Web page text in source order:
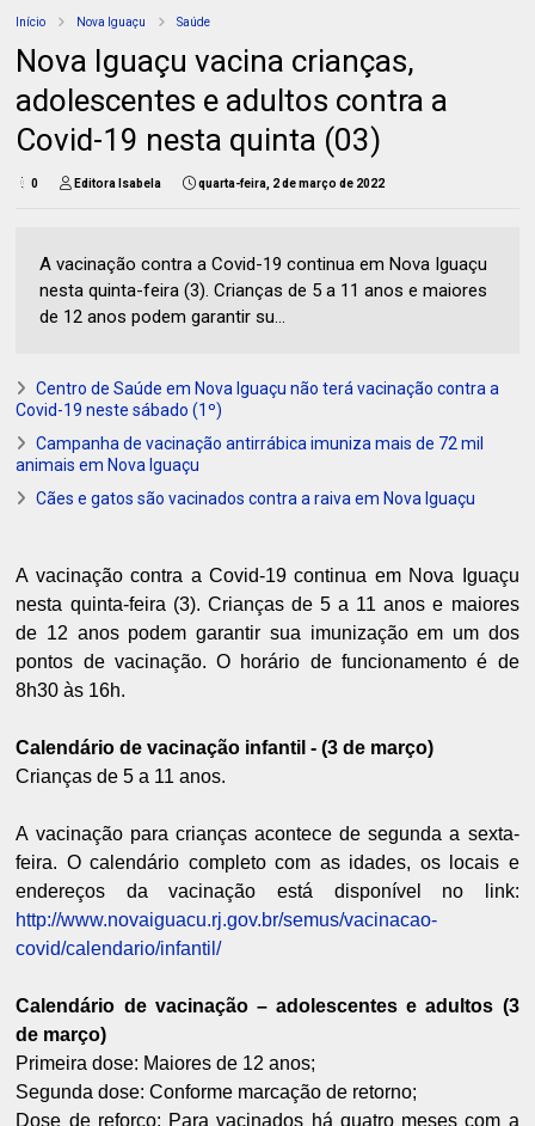
Início Nova Iguaçu Saúde
Nova Iguaçu vacina crianças,
adolescentes e adultos contra a
Covid-19 nesta quinta (03)
0 Editora Isabela quarta-feira, 2 de março de 2022
A vacinação contra a Covid-19 continua em Nova Iguaçu
nesta quinta-feira (3). Crianças de 5 a 11 anos e maiores
de 12 anos podem garantir su...
Centro de Saúde em Nova Iguaçu não terá vacinação contra a
Covid-19 neste sábado (1º)
Campanha de vacinação antirrábica imuniza mais de 72 mil
animais em Nova Iguaçu
Cães e gatos são vacinados contra a raiva em Nova Iguaçu
A vacinação contra a Covid-19 continua em Nova Iguaçu
nesta quinta-feira (3). Crianças de 5 a 11 anos e maiores
de 12 anos podem garantir sua imunização em um dos
pontos de vacinação. O horário de funcionamento é de
8h30 às 16h.
Calendário de vacinação infantil - (3 de março)
Crianças de 5 a 11 anos.
A vacinação para crianças acontece de segunda a sexta-
feira. O calendário completo com as idades, os locais e
endereços da vacinação está disponível no link:
http://www.novaiguacu.rj.gov.br/semus/vacinacao-
covid/calendario/infantil/
Calendário de vacinação – adolescentes e adultos (3
de março)
Primeira dose: Maiores de 12 anos;
Segunda dose: Conforme marcação de retorno;
Dose de reforço: Para vacinados há quatro meses com a